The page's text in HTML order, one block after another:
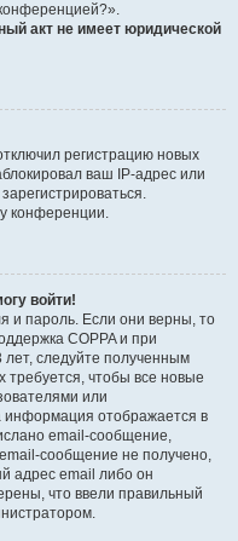
акт не имеет юридической
регистрацию новых
ваш IP-адрес или
конференции.
войти!
и пароль. Если они верны, то
COPPA и при
лет, следуйте полученным
чтобы все новые
или
информация отображается в
email-сообщение,
сообщение не получено,
адрес email либо он
что ввели правильный